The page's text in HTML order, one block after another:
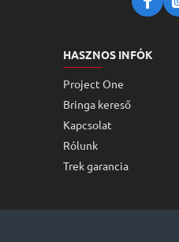
HASZNOS INFÓK
Project One
Bringa kereső
Kapcsolat
Rólunk
Trek garancia